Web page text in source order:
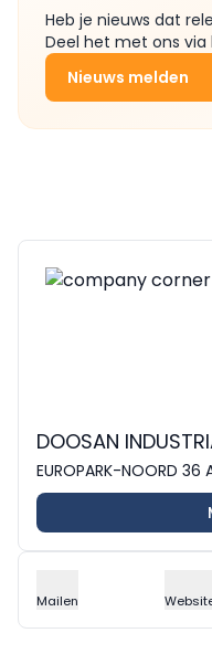
Heb je nieuws dat
Deel het met ons
Nieuws melden
DOOSAN
EUROPARK-NOORD 36
Mailen